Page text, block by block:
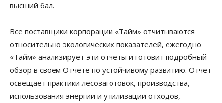
высший бал.
Все поставщики корпорации «Тайм» отчитываются
относительно экологических показателей, ежегодно
«Тайм» анализирует эти отчеты и готовит подробный
обзор в своем Отчете по устойчивому развитию. Отчет
освещает практики лесозаготовок, производства,
использования энергии и утилизации отходов,